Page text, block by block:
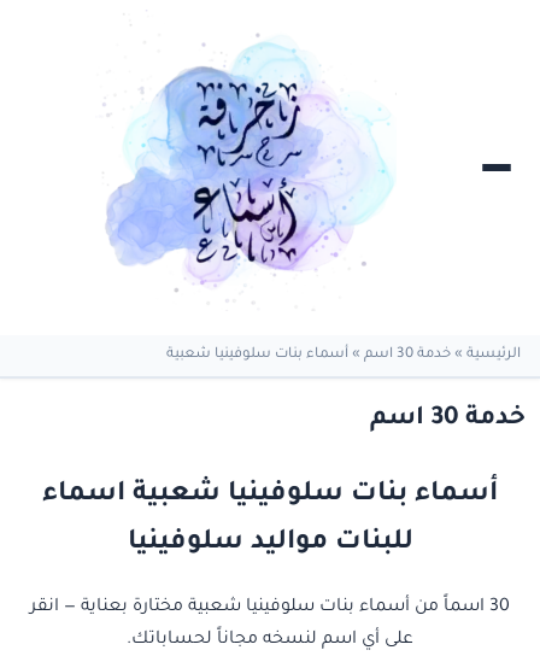
الرئيسية » خدمة 30 اسم » أسماء بنات سلوفينيا شعبية
خدمة 30 اسم
أسماء بنات سلوفينيا شعبية اسماء
للبنات مواليد سلوفينيا
30 اسماً من أسماء بنات سلوفينيا شعبية مختارة بعناية — انقر
على أي اسم لنسخه مجاناً لحساباتك.